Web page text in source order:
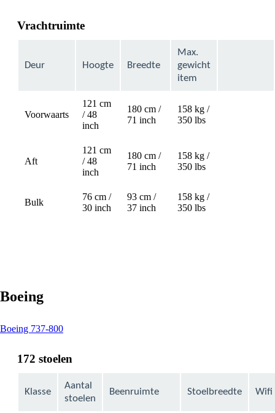
Vrachtruimte
Deur Hoogte Breedte
Max.
gewicht
item
Voorwaarts
121 cm
/ 48
inch
180 cm /
71 inch
158 kg /
350 lbs
Aft
121 cm
/ 48
inch
180 cm /
71 inch
158 kg /
350 lbs
Bulk
76 cm /
30 inch
93 cm /
37 inch
158 kg /
350 lbs
Boeing
Boeing 737-800This
be
172 stoelen
Klasse
Aantal
stoelen
Beenruimte Stoelbreedte Wifi